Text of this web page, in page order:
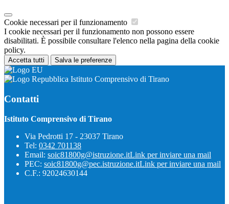
Cookie necessari per il funzionamento
I cookie necessari per il funzionamento non possono essere
disabilitati. È possibile consultare l'elenco nella pagina della cookie
policy.
Accetta tutti Salva le preferenze
Istituto Comprensivo di Tirano
Contatti
Istituto Comprensivo di Tirano
Via Pedrotti 17 - 23037 Tirano
Tel: 0342 701138
Email: soic81800g@istruzione.itLink per inviare una mail
PEC: soic81800g@pec.istruzione.itLink per inviare una mail
C.F.: 92024630144